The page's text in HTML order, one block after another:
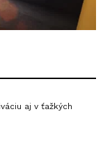
aj v ťažkých